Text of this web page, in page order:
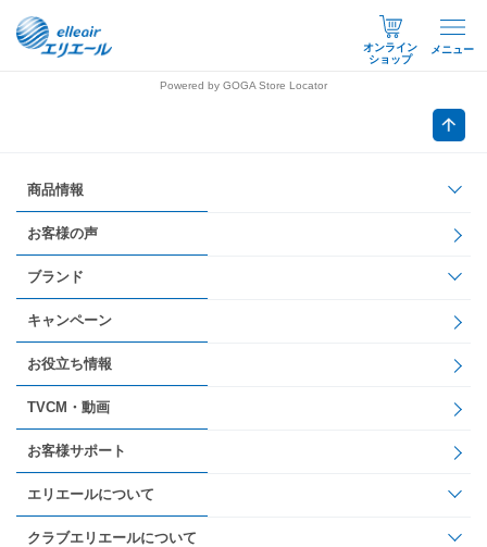
オンライン
ショップ
メニュー
Powered by GOGA Store Locator
商品情報
お客様の声
ブランド
キャンペーン
お役立ち情報
TVCM・動画
お客様サポート
エリエールについて
クラブエリエールについて